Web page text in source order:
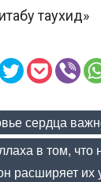
таухид»
сердца
в том, что
расширяет их